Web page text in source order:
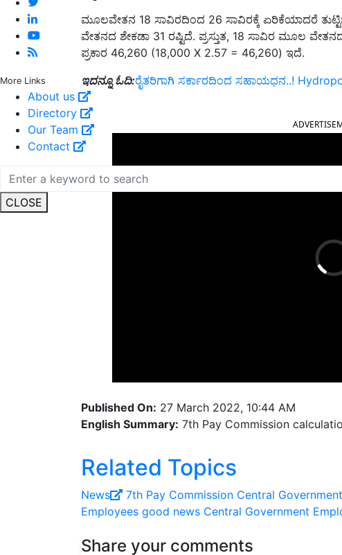
More Links
About us
Directory
Our Team
Contact
CLOSE
ಮೂಲವೇತನ 18 ಸಾವಿರದಿಂದ 26 ಸಾವಿರಕ್ಕೆ ಏರಿಕೆಯಾದರೆ
ವೇತನದ ಶೇಕಡಾ 31 ರಷ್ಟಿದೆ. ಪ್ರಸ್ತುತ, 18 ಸಾವಿರ ಮೂಲ
ಪ್ರಕಾರ 46,260 (18,000 X 2.57 = 46,260) ಇದೆ.
ಇದನ್ನೂ ಓದಿ:ರೈತರಿಗಾಗಿ ಸರ್ಕಾರದಿಂದ ಸಹಾಯಧನ..!
English Summary:7th Pay Commission
Related Topics
News 7th Pay Commission
Employees good news Central Government